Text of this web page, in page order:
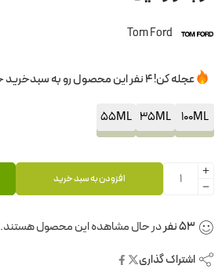
Tom Ford
عجله کن! 4 نفر این محصول رو به سبدخرید خودشون اضافه کردن.
100ML
35ML
55ML
افزودن به سبد خرید
53نفردر حال مشاهده این محصول هستند.
اشتراک گذاری